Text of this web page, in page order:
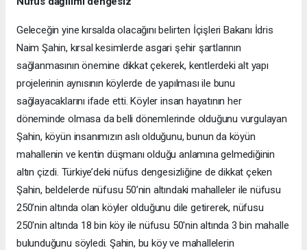
Geleceğin yine kırsalda olacağını belirten İçişleri Bakanı İdris
Naim Şahin, kırsal kesimlerde asgari şehir şartlarının
sağlanmasının önemine dikkat çekerek, kentlerdeki alt yapı
projelerinin aynısının köylerde de yapılması ile bunu
sağlayacaklarını ifade etti. Köyler insan hayatının her
döneminde olmasa da belli dönemlerinde olduğunu vurgulayan
Şahin, köyün insanımızın aslı olduğunu, bunun da köyün
mahallenin ve kentin düşmanı olduğu anlamına gelmediğinin
altın çizdi. Türkiye’deki nüfus dengesizliğine de dikkat çeken
Şahin, beldelerde nüfusu 50’nin altındaki mahalleler ile nüfusu
250’nin altında olan köyler olduğunu dile getirerek, nüfusu
250'nin altında 18 bin köy ile nüfusu 50'nin altında 3 bin mahalle
bulunduğunu söyledi. Şahin, bu köy ve mahallelerin